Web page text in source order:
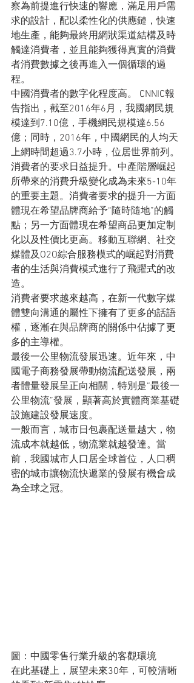
察為前提進行快速的響應，滿足用戶需
求的設計，配以柔性化的供應鏈，快速
地生產，能夠最終用網狀渠道結構及時
觸達消費者，並且能夠獲得真實的消費
者消費數據之後再進入一個循環的過
程。
中國消費者的數字化程度高。 CNNIC報
告指出，截至2016年6月，我國網民規
模達到7.10億，手機網民規模達6.56
億；同時，2016年，中國網民的人均天
上網時間超過3.7小時，位居世界前列。
消費者的要求日益提升。中產階層崛起
所帶來的消費升級變化成為未來5-10年
的重要主題。消費者要求的提升一方面
體現在希望品牌商給予“隨時隨地”的觸
點；另一方面體現在希望商品更加定制
化以及性價比更高。移動互聯網、社交
媒體及O2O綜合服務模式的崛起對消費
者的生活與消費模式進行了飛躍式的改
造。
消費者要求越來越高，在新一代數字媒
體雙向溝通的屬性下擁有了更多的話語
權，逐漸在與品牌商的關係中佔據了更
多的主導權。
最後一公里物流發展迅速。近年來，中
國電子商務發展帶動物流配送發展，兩
者體量發展呈正向相關，特別是“最後一
公里物流”發展，顯著高於實體商業基礎
設施建設發展速度。
一般而言，城市日包裹配送量越大，物
流成本就越低，物流業就越發達。當
前，我國城市人口居全球首位，人口稠
密的城市讓物流快遞業的發展有機會成
為全球之冠。
圖：中國零售行業升級的客觀環境
在此基礎上，展望未來30年，可較清晰